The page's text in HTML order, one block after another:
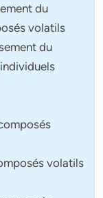
du
volatils
du
volatils